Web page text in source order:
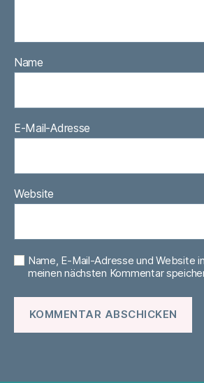
Name
E-Mail-Adresse
Website
Name, E-Mail-Adresse und Website
meinen nächsten Kommentar